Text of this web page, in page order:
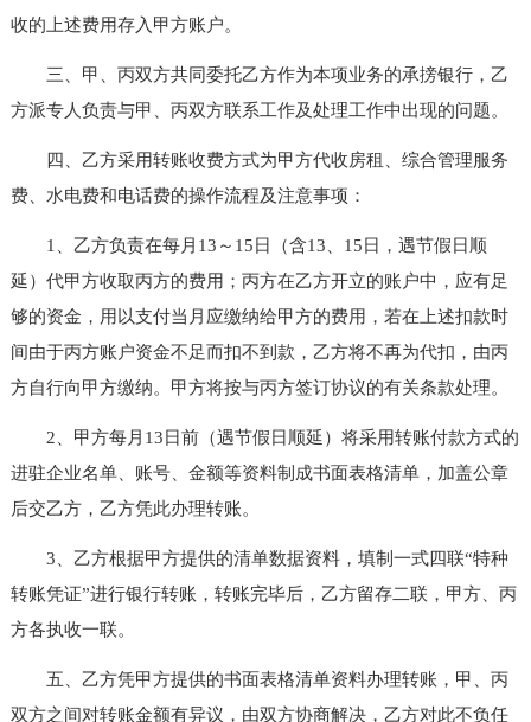
收的上述费用存入甲方账户。
三、甲、丙双方共同委托乙方作为本项业务的承搒银行，乙
方派专人负责与甲、丙双方联系工作及处理工作中出现的问题。
四、乙方采用转账收费方式为甲方代收房租、综合管理服务
费、水电费和电话费的操作流程及注意事项：
1、乙方负责在每月13～15日（含13、15日，遇节假日顺
延）代甲方收取丙方的费用；丙方在乙方开立的账户中，应有足
够的资金，用以支付当月应缴纳给甲方的费用，若在上述扣款时
间由于丙方账户资金不足而扣不到款，乙方将不再为代扣，由丙
方自行向甲方缴纳。甲方将按与丙方签订协议的有关条款处理。
2、甲方每月13日前（遇节假日顺延）将采用转账付款方式的
进驻企业名单、账号、金额等资料制成书面表格清单，加盖公章
后交乙方，乙方凭此办理转账。
3、乙方根据甲方提供的清单数据资料，填制一式四联“特种
转账凭证”进行银行转账，转账完毕后，乙方留存二联，甲方、丙
方各执收一联。
五、乙方凭甲方提供的书面表格清单资料办理转账，甲、丙
双方之间对转账金额有异议，由双方协商解决，乙方对此不负任